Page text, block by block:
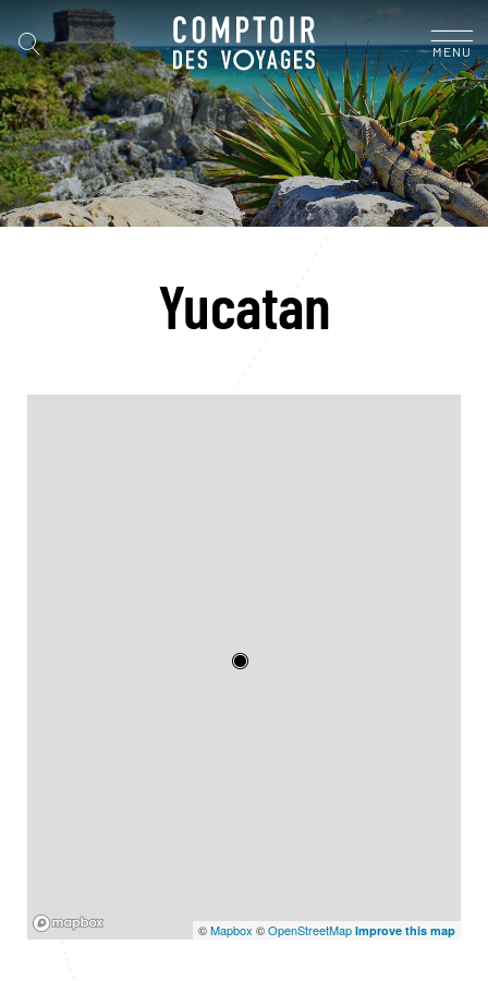
MENU
Yucatan
©Mapbox ©OpenStreetMap Improve this map